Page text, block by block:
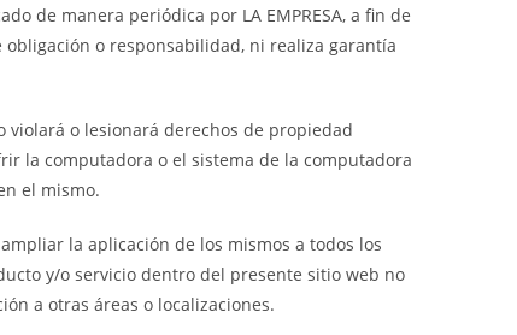
de manera periódica por LA EMPRESA, a fin de
obligación o responsabilidad, ni realiza garantía
violará o lesionará derechos de propiedad
la computadora o el sistema de la computadora
el mismo.
la aplicación de los mismos a todos los
y/o servicio dentro del presente sitio web no
a otras áreas o localizaciones.